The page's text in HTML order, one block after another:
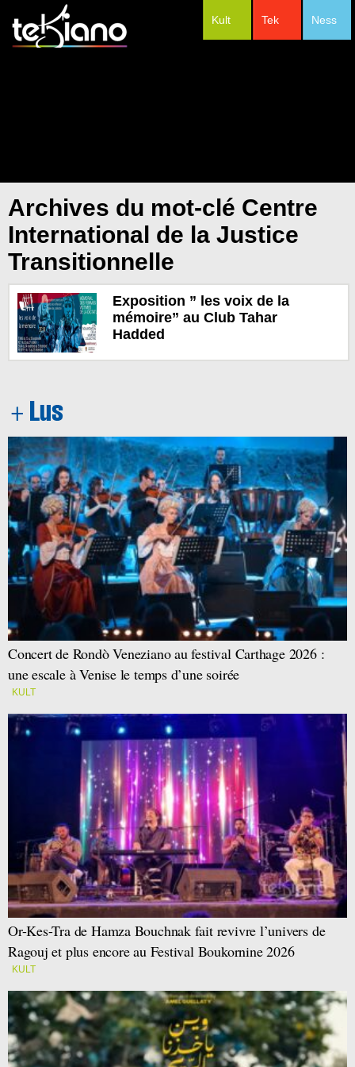
Ness
Tek
Kult
Archives du mot-clé Centre
International de la Justice
Transitionnelle
Exposition ” les voix de la
mémoire” au Club Tahar
Hadded
Concert de Rondò Veneziano au festival Carthage 2026 :
une escale à Venise le temps d’une soirée
KULT
Or-Kes-Tra de Hamza Bouchnak fait revivre l’univers de
Ragouj et plus encore au Festival Boukornine 2026
KULT